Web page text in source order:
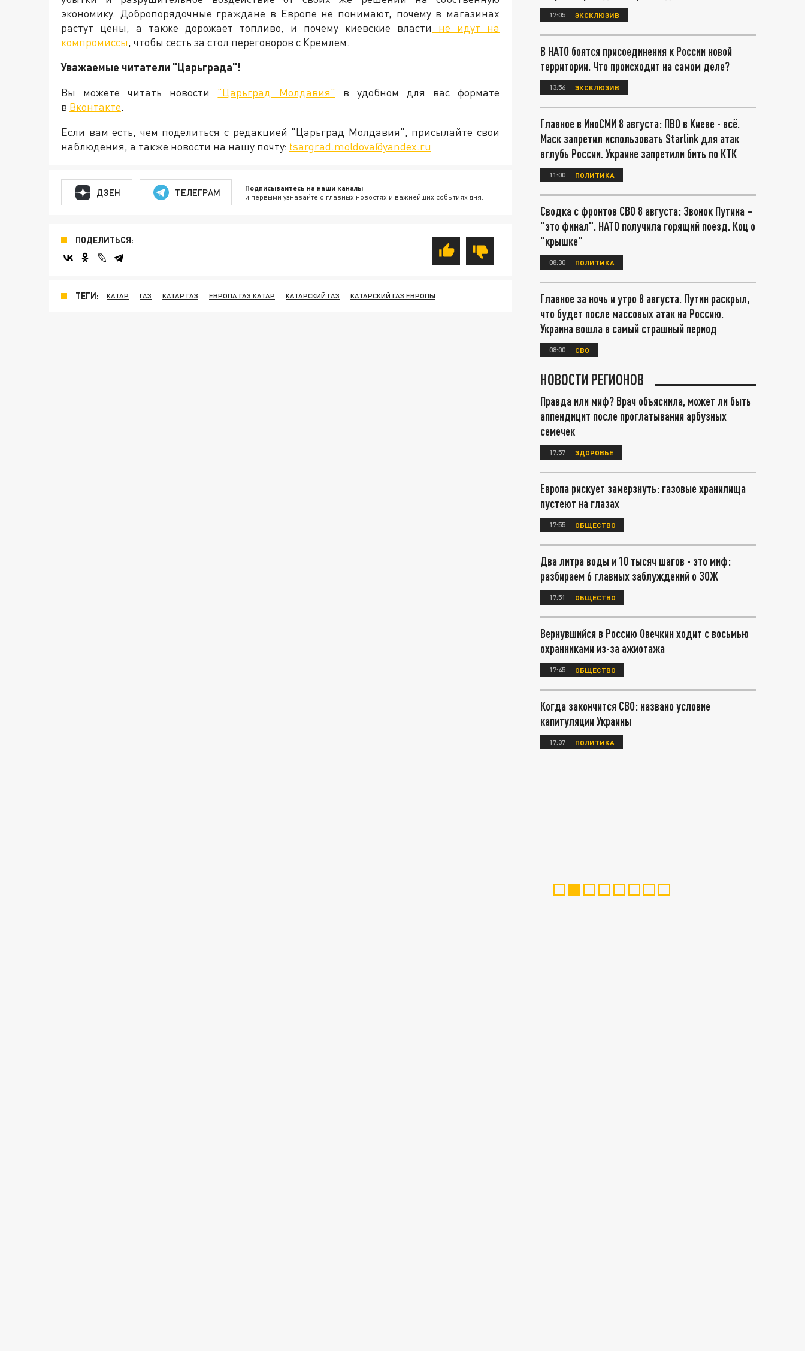
экономику. Добропорядочные граждане в Европе не понимают, почему в магазинах
растут цены, а также дорожает топливо, и почему киевские власти не идут на
компромиссы, чтобы сесть за стол переговоров с Кремлем.
Уважаемые читатели "Царьграда"!
Вы можете читать новости "Царьград Молдавия" в удобном для вас формате
в Вконтакте.
Если вам есть, чем поделиться с редакцией "Царьград Молдавия", присылайте свои
наблюдения, а также новости на нашу почту: tsargrad.moldova@yandex.ru
ДЗЕН ТЕЛЕГРАМ Подписывайтесь на наши каналы
и первыми узнавайте о главных новостях и важнейших событиях дня.
ПОДЕЛИТЬСЯ:
ТЕГИ: КАТАР ГАЗ КАТАР ГАЗ ЕВРОПА ГАЗ КАТАР КАТАРСКИЙ ГАЗ КАТАРСКИЙ ГАЗ ЕВРОПЫ
17:05 ЭКСКЛЮЗИВ
В НАТО боятся присоединения к России новой
территории. Что происходит на самом деле?
13:56 ЭКСКЛЮЗИВ
Главное в ИноСМИ 8 августа: ПВО в Киеве - всё.
Маск запретил использовать Starlink для атак
вглубь России. Украине запретили бить по КТК
11:00 ПОЛИТИКА
Сводка с фронтов СВО 8 августа: Звонок Путина –
"это финал". НАТО получила горящий поезд. Коц о
"крышке"
08:30 ПОЛИТИКА
Главное за ночь и утро 8 августа. Путин раскрыл,
что будет после массовых атак на Россию.
Украина вошла в самый страшный период
08:00 СВО
НОВОСТИ РЕГИОНОВ
Правда или миф? Врач объяснила, может ли быть
аппендицит после проглатывания арбузных
семечек
17:57 ЗДОРОВЬЕ
Европа рискует замерзнуть: газовые хранилища
пустеют на глазах
17:55 ОБЩЕСТВО
Два литра воды и 10 тысяч шагов - это миф:
разбираем 6 главных заблуждений о ЗОЖ
17:51 ОБЩЕСТВО
Вернувшийся в Россию Овечкин ходит с восьмью
охранниками из-за ажиотажа
17:45 ОБЩЕСТВО
Когда закончится СВО: названо условие
капитуляции Украины
17:37 ПОЛИТИКА